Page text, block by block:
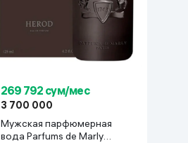
269 792 сум/мес
3 700 000
Мужская парфюмерная
вода Parfums de Marly